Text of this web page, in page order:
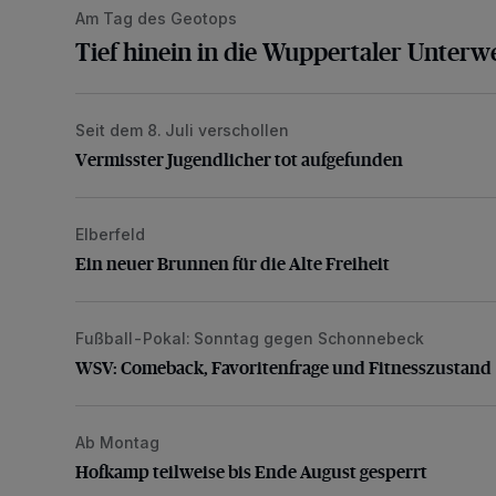
Am Tag des Geotops
Tief hinein in die Wuppertaler
Vermisster Jugendlicher tot aufgefunden
Seit dem 8. Juli verschollen
Vermisster Jugendlicher tot aufgefunden
Ein neuer Brunnen für die Alte Freiheit
Elberfeld
Ein neuer Brunnen für die Alte Freiheit
WSV: Comeback, Favoritenfrage und
Fußball-Pokal: Sonntag gegen Schonnebeck
WSV: Comeback, Favoritenfrage und Fitnesszustand
Hofkamp teilweise bis Ende August gesperrt
Ab Montag
Hofkamp teilweise bis Ende August gesperrt